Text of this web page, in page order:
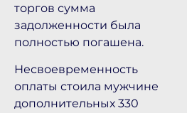
торгов сумма
задолженности была
полностью погашена.
Несвоевременность
оплаты стоила мужчине
дополнительных 330